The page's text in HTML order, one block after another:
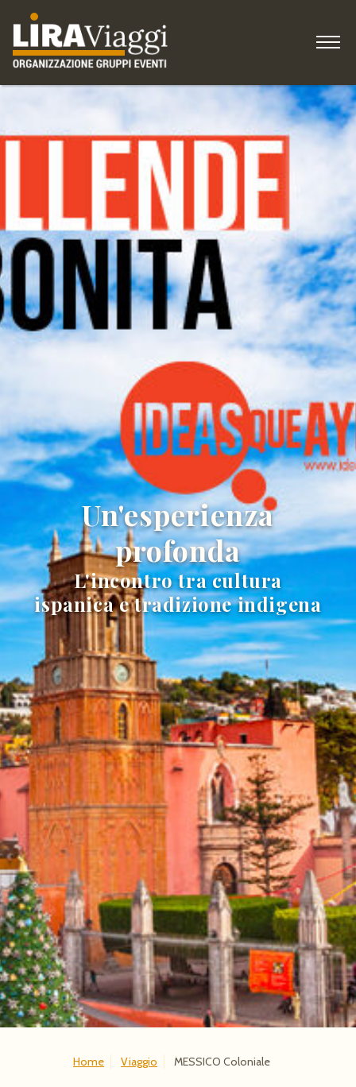
IDEE per viaggiare
COME ISCRIVERSI
Gruppi, Associazioni
Blog
Un'esperienza
profonda
L'incontro tra cultura
ispanica e tradizione indigena
Home Viaggio MESSICO Coloniale